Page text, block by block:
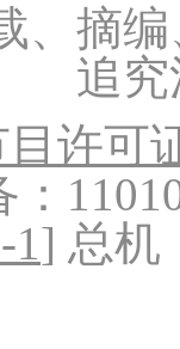
、摘
追
许可
1] 总机